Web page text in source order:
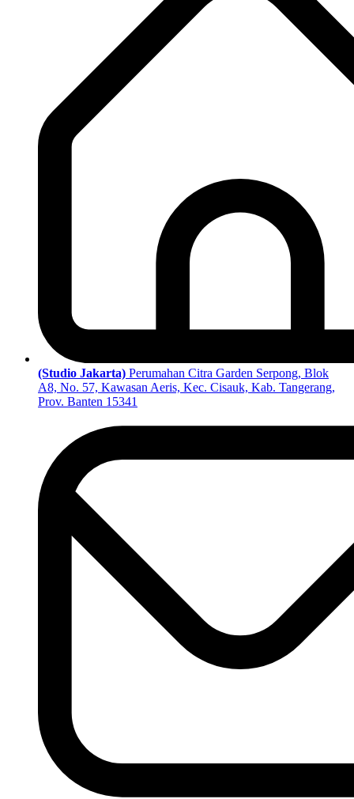
(Studio Jakarta) Perumahan Citra Garden Serpong, Blok
A8, No. 57, Kawasan Aeris, Kec. Cisauk, Kab. Tangerang,
Prov. Banten 15341